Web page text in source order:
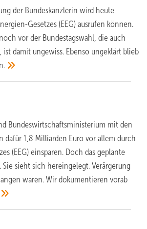
der Bundeskanzlerin wird heute
Gesetzes (EEG) ausrufen können.
vor der Bundestagswahl, die auch
damit ungewiss. Ebenso ungeklärt blieb
Bundeswirtschaftsministerium mit den
dafür 1,8 Milliarden Euro vor allem durch
(EEG) einsparen. Doch das geplante
sieht sich hereingelegt. Verärgerung
waren. Wir dokumentieren vorab